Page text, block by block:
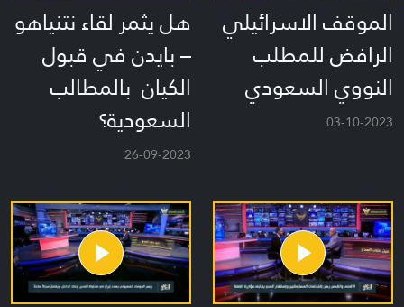
الموقف الاسرائيلي
الرافض للمطلب
النووي السعودي
03-10-2023
هل يثمر لقاء نتنياهو
– بايدن في قبول
الكيان بالمطالب
السعودية؟
26-09-2023